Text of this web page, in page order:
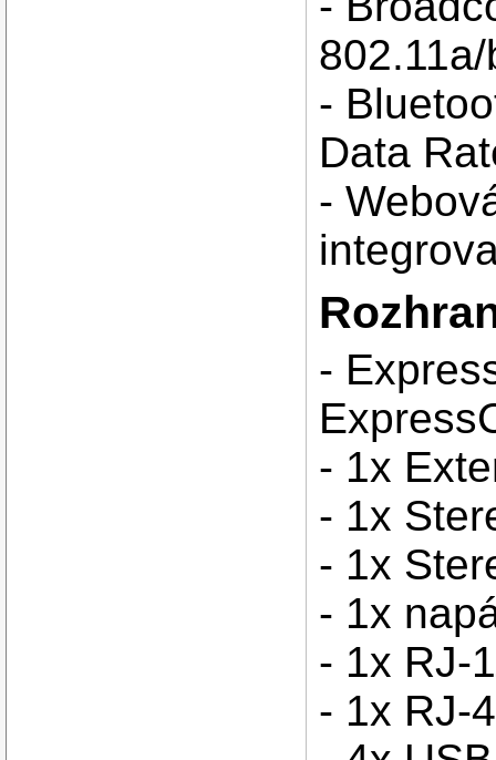
-
Data
-
-
- 1x
- 1x
- 1x
- 1x
- 1x RJ-
- 1x RJ-